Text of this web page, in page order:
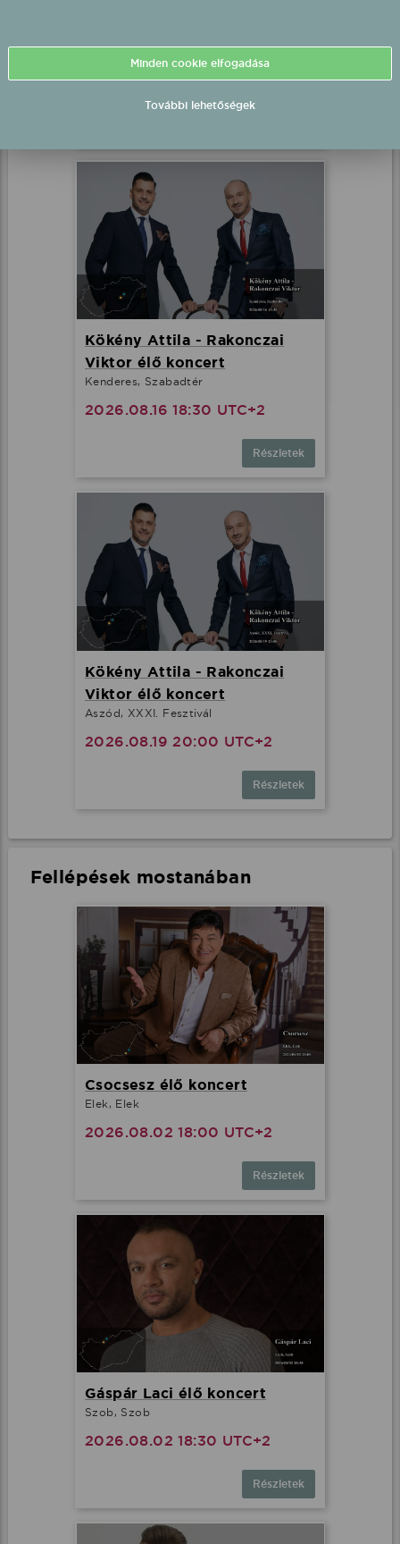
Utca
2026.08.15 20:30 UTC+2
Kökény Attila - Rakonczai
Viktor élő koncert
Kenderes, Szabadtér
2026.08.16 18:30 UTC+2
Részletek
Kökény Attila - Rakonczai
Viktor élő koncert
Aszód, XXXI. Fesztivál
2026.08.19 20:00 UTC+2
Részletek
Fellépések mostanában
Csocsesz élő koncert
Elek, Elek
2026.08.02 18:00 UTC+2
Részletek
Gáspár Laci élő koncert
Szob, Szob
2026.08.02 18:30 UTC+2
Részletek
Minden cookie elfogadása
További lehetőségek